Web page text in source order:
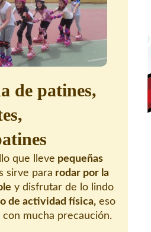
de patines,
que lleve pequeñas
sirve para rodar por la
y disfrutar de lo lindo
de actividad física, eso
con mucha precaución.